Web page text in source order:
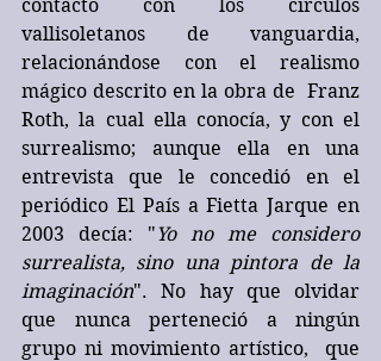
contacto con los círculos
vallisoletanos de vanguardia,
relacionándose con el realismo
mágico descrito en la obra de  Franz
Roth, la cual ella conocía, y con el
surrealismo; aunque ella en una
entrevista que le concedió en el
periódico El País a Fietta Jarque en
2003 decía: "Yo no me considero
surrealista, sino una pintora de la
imaginación". No hay que olvidar
que nunca perteneció a ningún
grupo ni movimiento artístico,  que